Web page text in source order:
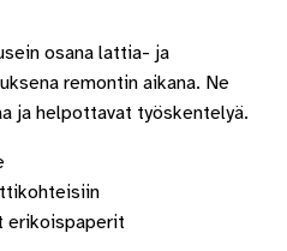
osana lattia- ja
remontin aikana. Ne
ja helpottavat työskentelyä.
erikoispaperit